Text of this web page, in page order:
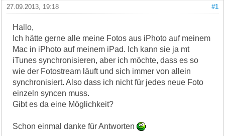
#1
27.09.2013, 19:18
Hallo,
Ich hätte gerne alle meine Fotos aus iPhoto auf meinem
Mac in iPhoto auf meinem iPad. Ich kann sie ja mt
iTunes synchronisieren, aber ich möchte, dass es so
wie der Fotostream läuft und sich immer von allein
synchronisiert. Also dass ich nicht für jedes neue Foto
einzeln syncen muss.
Gibt es da eine Möglichkeit?
Schon einmal danke für Antworten